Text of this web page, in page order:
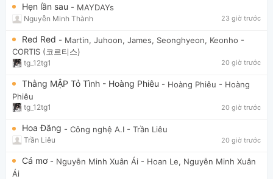
Hẹn lần sau - MAYDAYs
Nguyễn Minh Thành 23 giờ trước
Red Red - Martin, Juhoon, James, Seonghyeon, Keonho -
CORTIS (코르티스)
tg_12tg1 20 giờ trước
Thằng MẬP Tỏ Tình - Hoàng Phiêu - Hoàng Phiêu - Hoàng
Phiêu
tg_12tg1 20 giờ trước
Hoa Đăng - Công nghệ A.I - Trần Liêu
Trần Liêu 20 giờ trước
Cá mơ - Nguyễn Minh Xuân Ái - Hoan Le, Nguyễn Minh Xuân
Ái